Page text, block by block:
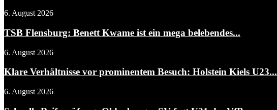
6. August 2026
TSB Flensburg: Benett Kwame ist ein mega belebendes...
6. August 2026
Klare Verhältnisse vor prominentem Besuch: Holstein Kiels U23...
6. August 2026